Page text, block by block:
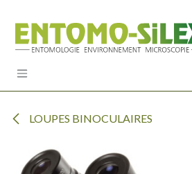
LOUPES BINOCULAIRES